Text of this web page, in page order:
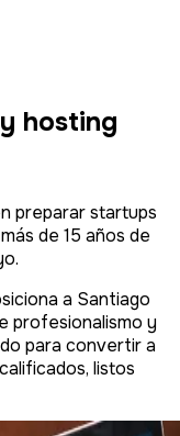
hosting
preparar startups
de 15 años de
a Santiago
profesionalismo y
para convertir a
listos